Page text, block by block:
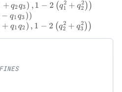
\begin{array}{l}
+ q2q3 ) ,1 − 2 (q1
2 + q2
2))
− q1 q3 ))
+ q1 q2 ) , 1 − 2 (q2
2 + q3
2))